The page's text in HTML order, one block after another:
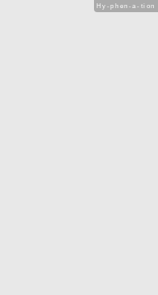
Hy-phen-a-tion